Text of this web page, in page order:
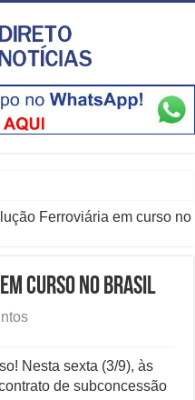
R$ 308 Mi em MT?
Ventos de 76 km/h no Rio
do Mercado Financeiro
O Que Mudou na Operação
Ferroviária em curso no
curso no Brasil
em
Nesta sexta (3/9), às
de subconcessão